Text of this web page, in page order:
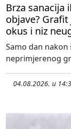
Brza sanacija
objave?
okus i niz
Samo dan
neprimjerenog
04.08.2026. u